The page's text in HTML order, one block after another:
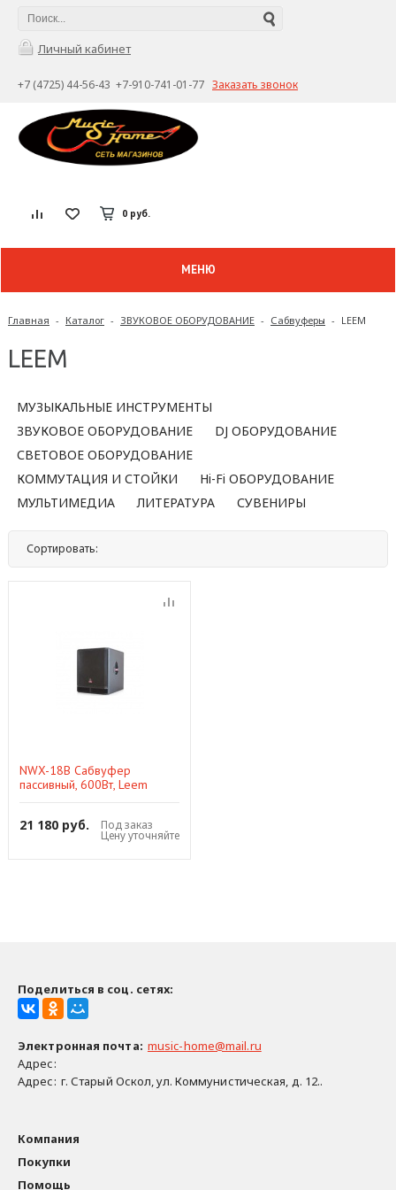
Личный кабинет
+7 (4725) 44-56-43 +7-910-741-01-77 Заказать звонок
0 руб.
МЕНЮ
Главная - Каталог - ЗВУКОВОЕ ОБОРУДОВАНИЕ - Сабвуферы - LEEM
LEEM
МУЗЫКАЛЬНЫЕ ИНСТРУМЕНТЫ
ЗВУКОВОЕ ОБОРУДОВАНИЕ
DJ ОБОРУДОВАНИЕ
СВЕТОВОЕ ОБОРУДОВАНИЕ
КОММУТАЦИЯ И СТОЙКИ
Hi-Fi ОБОРУДОВАНИЕ
МУЛЬТИМЕДИА
ЛИТЕРАТУРА СУВЕНИРЫ
Сортировать:
NWX-18B Сабвуфер
пассивный, 600Вт, Leem
21 180 руб. Под заказ
Цену уточняйте
Поделиться в соц. сетях:
Электронная почта: music-home@mail.ru
Адрес:
Адрес: г. Старый Оскол, ул. Коммунистическая, д. 12..
Компания
Покупки
Помощь